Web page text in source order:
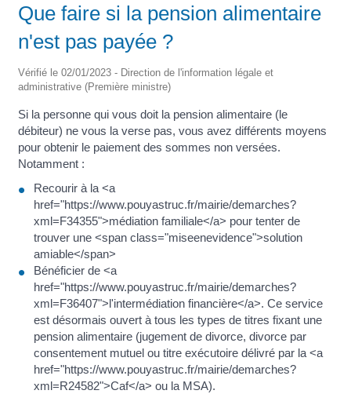
Que faire si la pension alimentaire
n'est pas payée ?
Vérifié le 02/01/2023 - Direction de l'information légale et
administrative (Première ministre)
Si la personne qui vous doit la pension alimentaire (le
débiteur) ne vous la verse pas, vous avez différents moyens
pour obtenir le paiement des sommes non versées.
Notamment :
Recourir à la <a
href="https://www.pouyastruc.fr/mairie/demarches?
xml=F34355">médiation familiale</a> pour tenter de
trouver une <span class="miseenevidence">solution
amiable</span>
Bénéficier de <a
href="https://www.pouyastruc.fr/mairie/demarches?
xml=F36407">l'intermédiation financière</a>. Ce service
est désormais ouvert à tous les types de titres fixant une
pension alimentaire (jugement de divorce, divorce par
consentement mutuel ou titre exécutoire délivré par la <a
href="https://www.pouyastruc.fr/mairie/demarches?
xml=R24582">Caf</a> ou la MSA).